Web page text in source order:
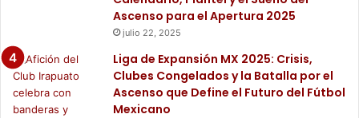
Ascenso para el Apertura 2025
julio 22, 2025
Liga de Expansión MX 2025: Crisis,
Clubes Congelados y la Batalla por el
Ascenso que Define el Futuro del Fútbol
Mexicano